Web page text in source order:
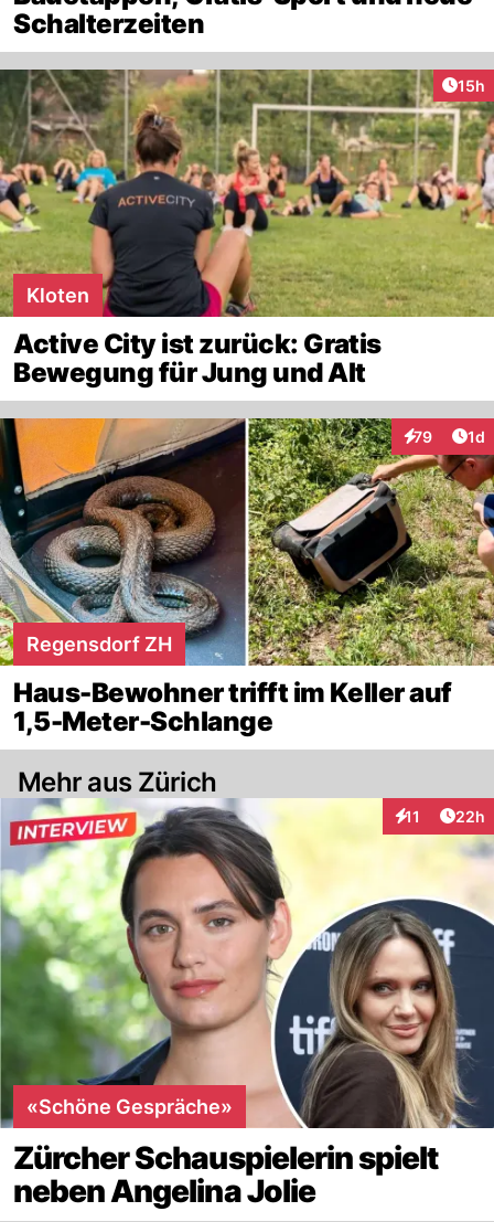
Schalterzeiten
15h
Kloten
Active City ist zurück: Gratis
Bewegung für Jung und Alt
79 1d
Regensdorf ZH
Haus-Bewohner trifft im Keller auf
1,5-Meter-Schlange
Mehr aus Zürich
11
Interaktionen
22h
«Schöne Gespräche»
Zürcher Schauspielerin spielt
neben Angelina Jolie